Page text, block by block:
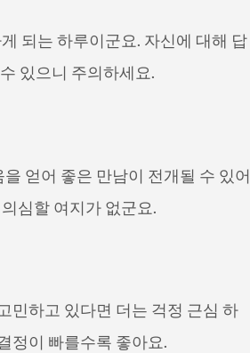
되는 하루이군요. 자신에 대해 답
있으니 주의하세요.
얻어 좋은 만남이 전개될 수 있어
심할 여지가 없군요.
민하고 있다면 더는 걱정 근심 하
정이 빠를수록 좋아요.